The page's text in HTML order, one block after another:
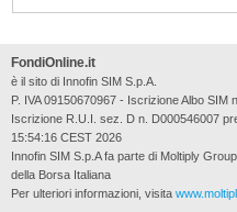
FondiOnline.it
è il sito di Innofin SIM S.p.A.
P. IVA 09150670967 - Iscrizione Albo SIM
Iscrizione R.U.I. sez. D n. D000546007
15:54:16 CEST 2026
Innofin SIM S.p.A fa parte di Moltiply
della Borsa Italiana
Per ulteriori informazioni, visita